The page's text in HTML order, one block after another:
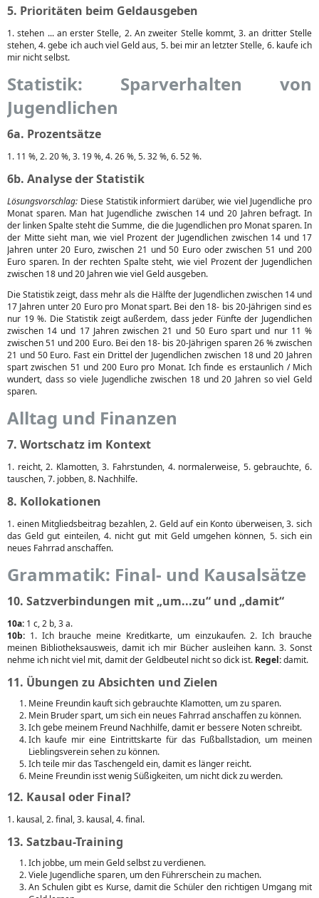
5. Prioritäten beim Geldausgeben
1. stehen ... an erster Stelle, 2. An zweiter Stelle kommt, 3. an dritter Stelle
stehen, 4. gebe ich auch viel Geld aus, 5. bei mir an letzter Stelle, 6. kaufe ich
mir nicht selbst.
Statistik: Sparverhalten von
Jugendlichen
6a. Prozentsätze
1. 11 %, 2. 20 %, 3. 19 %, 4. 26 %, 5. 32 %, 6. 52 %.
6b. Analyse der Statistik
Lösungsvorschlag: Diese Statistik informiert darüber, wie viel Jugendliche pro
Monat sparen. Man hat Jugendliche zwischen 14 und 20 Jahren befragt. In
der linken Spalte steht die Summe, die die Jugendlichen pro Monat sparen. In
der Mitte sieht man, wie viel Prozent der Jugendlichen zwischen 14 und 17
Jahren unter 20 Euro, zwischen 21 und 50 Euro oder zwischen 51 und 200
Euro sparen. In der rechten Spalte steht, wie viel Prozent der Jugendlichen
zwischen 18 und 20 Jahren wie viel Geld ausgeben.
Die Statistik zeigt, dass mehr als die Hälfte der Jugendlichen zwischen 14 und
17 Jahren unter 20 Euro pro Monat spart. Bei den 18- bis 20-Jährigen sind es
nur 19 %. Die Statistik zeigt außerdem, dass jeder Fünfte der Jugendlichen
zwischen 14 und 17 Jahren zwischen 21 und 50 Euro spart und nur 11 %
zwischen 51 und 200 Euro. Bei den 18- bis 20-Jährigen sparen 26 % zwischen
21 und 50 Euro. Fast ein Drittel der Jugendlichen zwischen 18 und 20 Jahren
spart zwischen 51 und 200 Euro pro Monat. Ich finde es erstaunlich / Mich
wundert, dass so viele Jugendliche zwischen 18 und 20 Jahren so viel Geld
sparen.
Alltag und Finanzen
7. Wortschatz im Kontext
1. reicht, 2. Klamotten, 3. Fahrstunden, 4. normalerweise, 5. gebrauchte, 6.
tauschen, 7. jobben, 8. Nachhilfe.
8. Kollokationen
1. einen Mitgliedsbeitrag bezahlen, 2. Geld auf ein Konto überweisen, 3. sich
das Geld gut einteilen, 4. nicht gut mit Geld umgehen können, 5. sich ein
neues Fahrrad anschaffen.
Grammatik: Final- und Kausalsätze
10. Satzverbindungen mit „um...zu“ und „damit“
10a: 1 c, 2 b, 3 a.
10b: 1. Ich brauche meine Kreditkarte, um einzukaufen. 2. Ich brauche
meinen Bibliotheksausweis, damit ich mir Bücher ausleihen kann. 3. Sonst
nehme ich nicht viel mit, damit der Geldbeutel nicht so dick ist. Regel:damit.
11. Übungen zu Absichten und Zielen
Meine Freundin kauft sich gebrauchte Klamotten, um zu sparen.
Mein Bruder spart, um sich ein neues Fahrrad anschaffen zu können.
Ich gebe meinem Freund Nachhilfe, damit er bessere Noten schreibt.
Ich kaufe mir eine Eintrittskarte für das Fußballstadion, um meinen
Lieblingsverein sehen zu können.
Ich teile mir das Taschengeld ein, damit es länger reicht.
Meine Freundin isst wenig Süßigkeiten, um nicht dick zu werden.
12. Kausal oder Final?
1. kausal, 2. final, 3. kausal, 4. final.
13. Satzbau-Training
Ich jobbe, um mein Geld selbst zu verdienen.
Viele Jugendliche sparen, um den Führerschein zu machen.
An Schulen gibt es Kurse, damit die Schüler den richtigen Umgang mit